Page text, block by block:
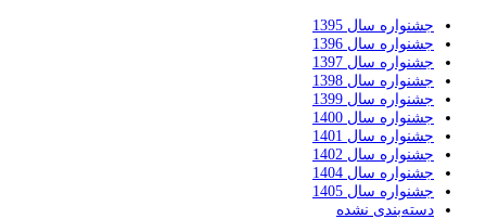
جشنواره سال 1395
جشنواره سال 1396
جشنواره سال 1397
جشنواره سال 1398
جشنواره سال 1399
جشنواره سال 1400
جشنواره سال 1401
جشنواره سال 1402
جشنواره سال 1404
جشنواره سال 1405
دسته‌بندی نشده